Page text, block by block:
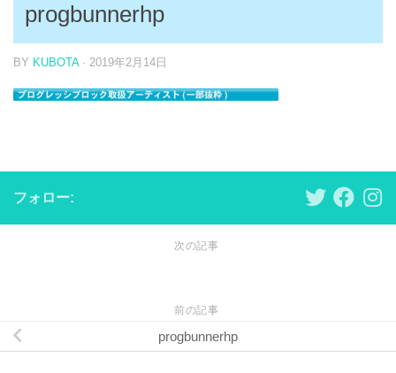
progbunnerhp
BY KUBOTA · 2019年2月14日
フォロー:
次の記事
前の記事
progbunnerhp